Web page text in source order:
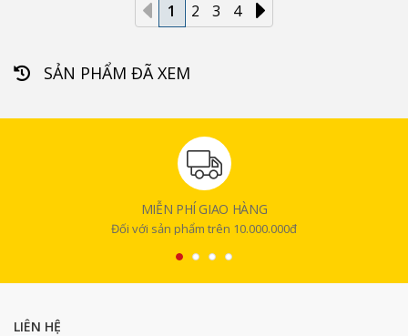
1 2 3 4
SẢN PHẨM ĐÃ XEM
MIỄN PHÍ GIAO HÀNG
Đối với sản phẩm trên 10.000.000đ
LIÊN HỆ